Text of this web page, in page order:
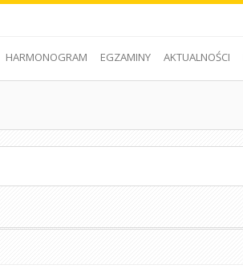
HARMONOGRAM EGZAMINY AKTUALNOŚCI